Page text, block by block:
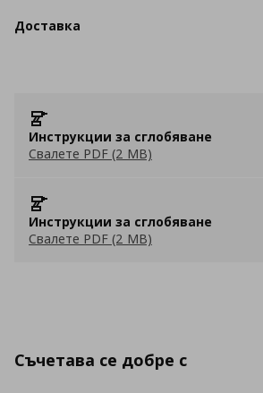
Доставка
Инструкции за сглобяване
Свалете PDF (2 MB)
Инструкции за сглобяване
Свалете PDF (2 MB)
Съчетава се добре с